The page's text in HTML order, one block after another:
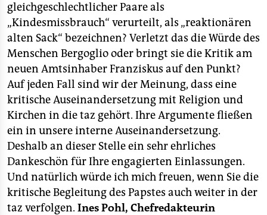
Ein wunderbar formulierter Kommentar, der mir aus
dem Herzen spricht – wenigstens gibt es eine
deutsche Zeitung, in der so was geschrieben wird.
Deniz Yücel legt das ganze Elend und die ganze
Lächerlichkeit dieser unsäglichen Institution bloß,
zusammen mit der peinlich unkritischen Haltung
weiter Teile der Öffentlichkeit. Dann allerdings greift
der Kommentar zu kurz: die Kirche hat eben
keineswegs „ein Recht auf … all ihr Heiapopeia“, denn
„den Rest regelt der Markt“ – eben nicht! Nicht,
solange diese kriminelle Vereinigung der größte
Grundbesitzer, der zweitgrößte Arbeitgeber und einer
der größten Kapitalisten hierzulande ist, ihre hohlen
Rituale tagelang das Programm der öffentlich-
rechtlichen Medien bestimmen können und sich zu
gleichgeschlechtlicher Paare als
„Kindesmissbrauch“ verurteilt, als „reaktionären
alten Sack“ bezeichnen? Verletzt das die Würde des
Menschen Bergoglio oder bringt sie die Kritik am
neuen Amtsinhaber Franziskus auf den Punkt?
Auf jeden Fall sind wir der Meinung, dass eine
kritische Auseinandersetzung mit Religion und
Kirchen in die taz gehört. Ihre Argumente fließen
ein in unsere interne Auseinandersetzung.
Deshalb an dieser Stelle ein sehr ehrliches
Dankeschön für Ihre engagierten Einlassungen.
Und natürlich würde ich mich freuen, wenn Sie die
kritische Begleitung des Papstes auch weiter in der
taz verfolgen. Ines Pohl, Chefredakteurin